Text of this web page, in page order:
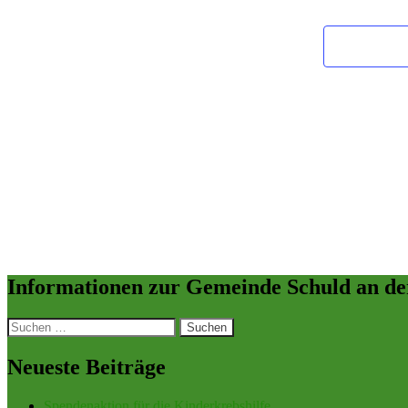
Informationen zur Gemeinde Schuld an
Suchen
nach:
Neueste Beiträge